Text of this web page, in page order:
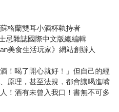
格蘭雙耳小酒杯執持者
忌雜誌國際中文版總編輯
美食生活玩家》網站創辦人
！喝了開心就好！」但自己的經
原理，甚至法規，都會讓喝進嘴
！酒有未曾入我口！書無不可多